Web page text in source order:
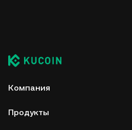
Компания
Продукты